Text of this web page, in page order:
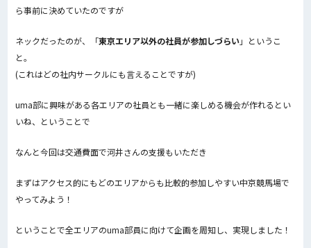
ら事前に決めていたのですが
ネックだったのが、「東京エリア以外の社員が参加しづらい」というこ
と。
(これはどの社内サークルにも言えることですが)
uma部に興味がある各エリアの社員とも一緒に楽しめる機会が作れるとい
いね、ということで
なんと今回は交通費面で河井さんの支援もいただき
まずはアクセス的にもどのエリアからも比較的参加しやすい中京競馬場で
やってみよう！
ということで全エリアのuma部員に向けて企画を周知し、実現しました！